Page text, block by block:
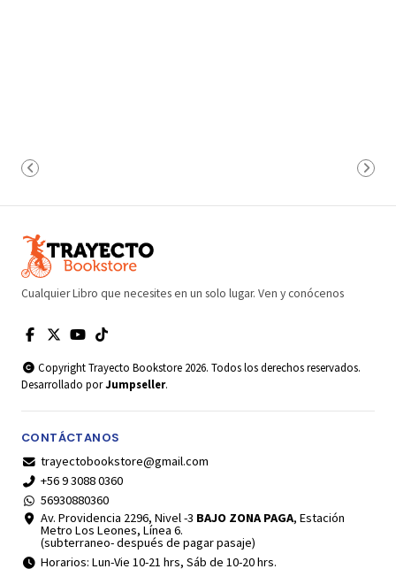
Cualquier Libro que necesites en un solo lugar. Ven y conócenos
Copyright Trayecto Bookstore 2026. Todos los derechos reservados.
Desarrollado porJumpseller.
CONTÁCTANOS
trayectobookstore@gmail.com
+56 9 3088 0360
56930880360
Av. Providencia 2296, Nivel -3 BAJO ZONA PAGA, Estación
Metro Los Leones, Línea 6.
(subterraneo- después de pagar pasaje)
Horarios: Lun-Vie 10-21 hrs, Sáb de 10-20 hrs.